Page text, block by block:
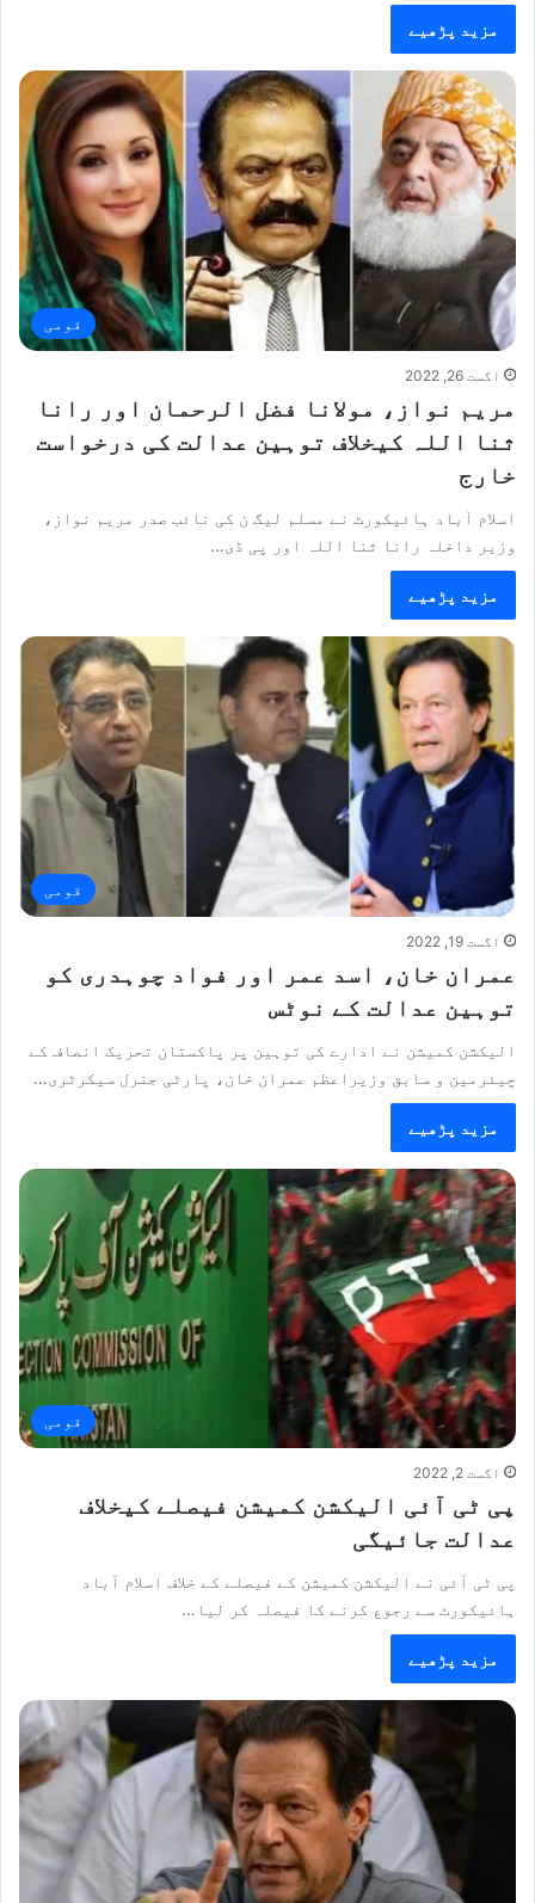
مزید پڑھیے
قومی
اگست 26, 2022
مریم نواز، مولانا فضل الرحمان اور رانا
ثنا اللہ کیخلاف توہین عدالت کی درخواست
خارج
اسلام آباد ہائیکورٹ نے مسلم لیگ ن کی نائب صدر مریم نواز،
وزیر داخلہ رانا ثنا اللہ اور پی ڈی…
مزید پڑھیے
قومی
اگست 19, 2022
عمران خان، اسد عمر اور فواد چوہدری کو
توہین عدالت کے نوٹس
الیکشن کمیشن نے ادارے کی توہین پر پاکستان تحریک انصاف کے
چیئرمین و سابق وزیراعظم عمران خان، پارٹی جنرل سیکرٹری…
مزید پڑھیے
قومی
اگست 2, 2022
پی ٹی آئی الیکشن کمیشن فیصلے کیخلاف
عدالت جائیگی
پی ٹی آئی نے الیکشن کمیشن کے فیصلے کے خلاف اسلام آباد
ہائیکورٹ سے رجوع کرنے کا فیصلہ کر لیا…
مزید پڑھیے